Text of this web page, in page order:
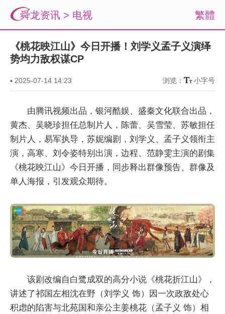
繁體
舜龙资讯 > 电视
《桃花映江山》今日开播！刘学义孟子义演绎
势均力敌权谋CP
▪ 2025-07-14 14:23 浏览： 小字号
由腾讯视频出品，银河酷娱、盛秦文化联合出品，
黄杰、吴晓珍担任总制片人，陈蕾、吴雪莹、苏敏担任
制片人，易军执导，苏妮编剧，刘学义、孟子义领衔主
演，高寒、刘令姿特别出演，边程、范静雯主演的剧集
《桃花映江山》今日开播，同步释出群像预告、群像及
单人海报，引发观众期待。
该剧改编自白鹭成双的高分小说《桃花折江山》，
讲述了祁国左相沈在野（刘学义 饰）因一次政敌处心
积虑的陷害与北苑国和亲公主姜桃花（孟子义 饰）相